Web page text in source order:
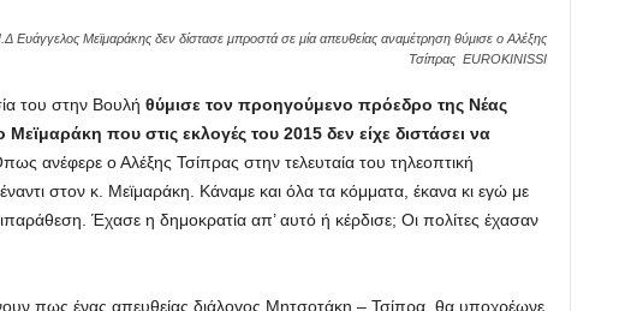
Ευάγγελος Μεϊμαράκης δεν δίστασε μπροστά σε μία απευθείας αναμέτρηση θύμισε ο Αλέξης
Τσίπρας EUROKINISSI
του στην Βουλή θύμισε τον προηγούμενο πρόεδρο της Νέας
που στις εκλογές του 2015 δεν είχε διστάσει να
ανέφερε ο Αλέξης Τσίπρας στην τελευταία του τηλεοπτική
στον κ. Μεϊμαράκη. Κάναμε και όλα τα κόμματα, έκανα κι εγώ με
Έχασε η δημοκρατία απ’ αυτό ή κέρδισε; Οι πολίτες έχασαν
πως ένας απευθείας διάλογος Μητσοτάκη – Τσίπρα, θα υποχρέωνε